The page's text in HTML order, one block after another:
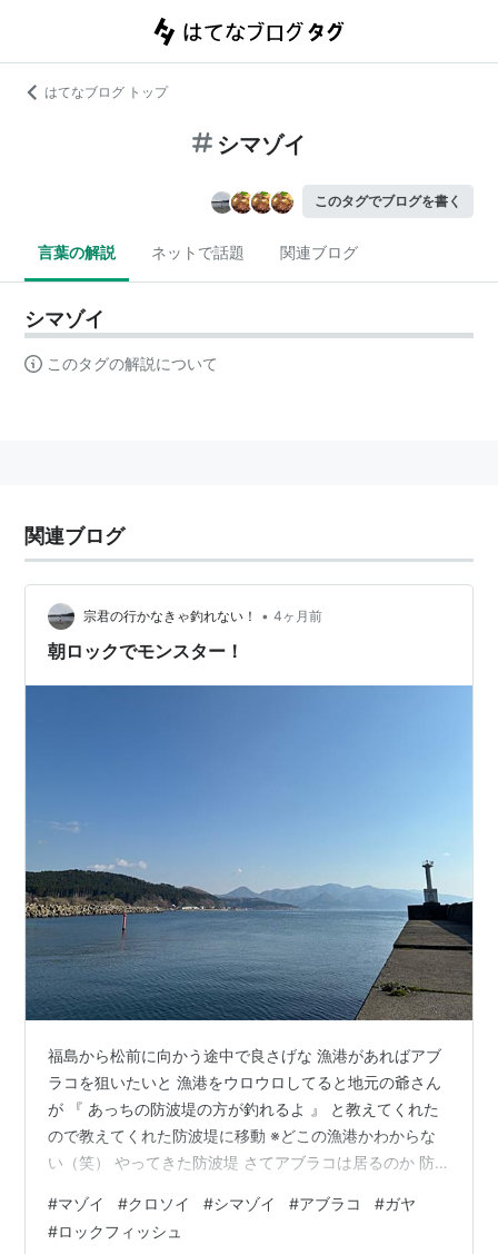
はてなブログ トップ
シマゾイ
このタグでブログを書く
言葉の解説 ネットで話題 関連ブログ
シマゾイ
このタグの解説について
関連ブログ
宗君の行かなきゃ釣れない！ • 4ヶ月前
朝ロックでモンスター！
福島から松前に向かう途中で良さげな 漁港があればアブ
ラコを狙いたいと 漁港をウロウロしてると地元の爺さん
が 『 あっちの防波堤の方が釣れるよ 』 と教えてくれた
ので教えてくれた防波堤に移動 ※どこの漁港かわからな
い（笑） やってきた防波堤 さてアブラコは居るのか 防
のか？ もうすっかり朝ですよぉ☀️ あれこれワームを変え
てもアブラコどころか ガヤすら釣れない 足元を諦めて根
#マゾイ #クロソイ #シマゾイ #アブラコ #ガヤ
#ロックフィッシュ